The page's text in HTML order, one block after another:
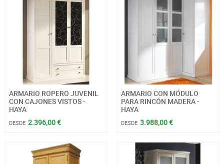
ARMARIO ROPERO JUVENIL
CON CAJONES VISTOS -
HAYA
DESDE 2.396,00 €
ARMARIO CON MÓDULO
PARA RINCÓN MADERA -
HAYA
DESDE 3.988,00 €